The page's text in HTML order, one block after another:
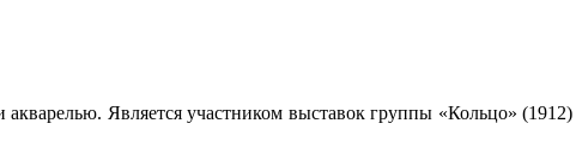
Является участником выставок группы «Кольцо» (1912)